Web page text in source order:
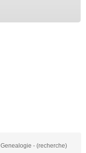
Genealogie - (recherche)